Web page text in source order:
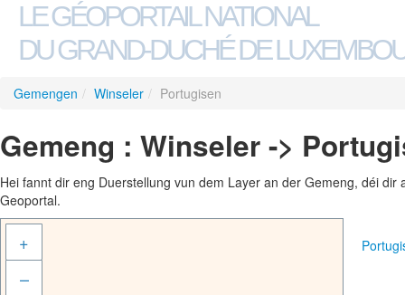
LE GÉOPORTAIL NATIONAL
DU GRAND-DUCHÉ DE
Gemengen / Winseler / Portugisen
Gemeng : Winseler ->
Hei fannt dir eng Duerstellung vun dem Layer an der Gemeng, déi
Geoportal.
+
–